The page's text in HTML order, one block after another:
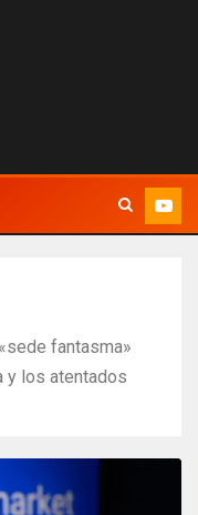
fantasma»
y los atentados